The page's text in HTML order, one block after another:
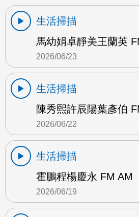
生活掃描
馬幼娟卓靜美王蘭英
2026/06/23
生活掃描
陳秀熙許辰陽葉彥伯
2026/06/22
生活掃描
霍鵬程楊慶永 FM AM
2026/06/19